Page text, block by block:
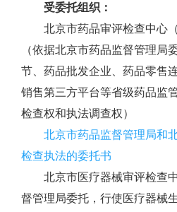
受委托组织：
北京市药品审评检查中心（
（依据北京市药品监督管理局
节、药品批发企业、药品零售
销售第三方平台等省级药品监
检查权和执法调查权）
北京市药品监督管理局和
检查执法的委托书
北京市医疗器械审评检查中
督管理局委托，行使医疗器械